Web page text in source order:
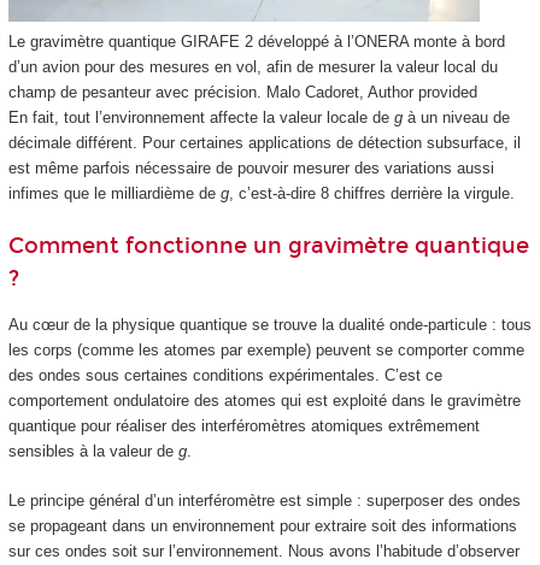
Le gravimètre quantique GIRAFE 2 développé à l’ONERA monte à bord
d’un avion pour des mesures en vol, afin de mesurer la valeur local du
champ de pesanteur avec précision. Malo Cadoret, Author provided
En fait, tout l’environnement affecte la valeur locale de gà un niveau de
décimale différent. Pour certaines applications de détection subsurface, il
est même parfois nécessaire de pouvoir mesurer des variations aussi
infimes que le milliardième de g, c’est-à-dire 8 chiffres derrière la virgule.
Comment fonctionne un gravimètre quantique
?
Au cœur de la physique quantique se trouve la dualité onde-particule : tous
les corps (comme les atomes par exemple) peuvent se comporter comme
des ondes sous certaines conditions expérimentales. C’est ce
comportement ondulatoire des atomes qui est exploité dans le gravimètre
quantique pour réaliser des interféromètres atomiques extrêmement
sensibles à la valeur de g.
Le principe général d’un interféromètre est simple : superposer des ondes
se propageant dans un environnement pour extraire soit des informations
sur ces ondes soit sur l’environnement. Nous avons l’habitude d’observer